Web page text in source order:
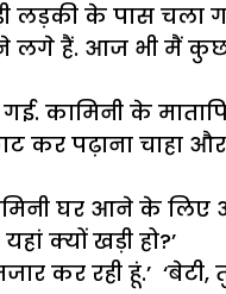
लड़की के पास चला
हैं. आज भी मैं कुछ
कामिनी के
कर पढ़ाना
घर आने के
क्यों खड़ी हो?’
कर रही हूं.’ ‘बेटी,